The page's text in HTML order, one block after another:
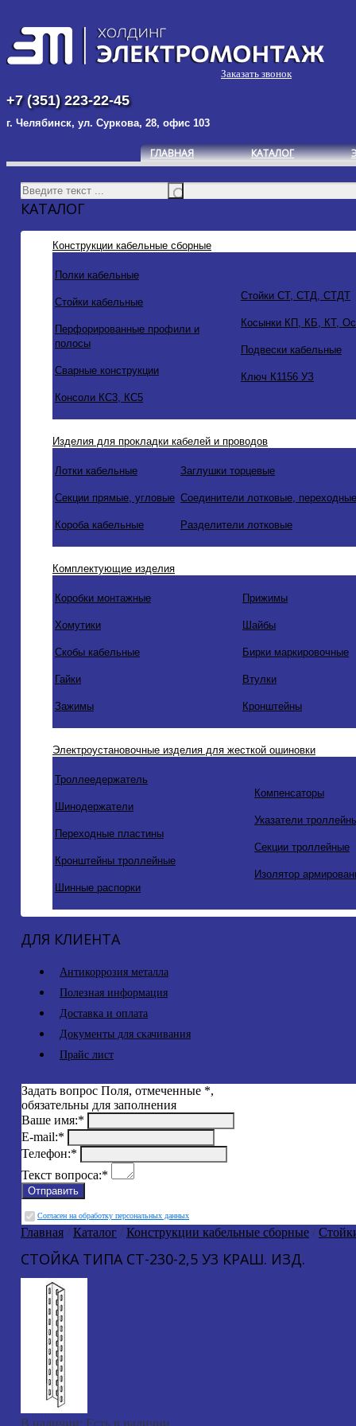
+7 (351) 223-22-45
г. Челябинск, ул. Суркова, 28, офис 103
Заказать звонок
ГЛАВНАЯ КАТАЛОГ
КАТАЛОГ
Конструкции кабельные сборные
Полки кабельные
Стойки кабельные
Перфорированные профили и
полосы
Сварные конструкции
Консоли КС3, КС5
Стойки СТ, СТД, СТДТ
Косынки КП, КБ, КТ,
Подвески кабельные
Ключ К1156 УЗ
Изделия для прокладки кабелей и проводов
Лотки кабельные
Секции прямые, угловые
Короба кабельные
Заглушки торцевые
Соединители лотковые,
Разделители лотковые
Комплектующие изделия
Коробки монтажные
Хомутики
Скобы кабельные
Гайки
Зажимы
Прижимы
Шайбы
Бирки маркировочные
Втулки
Кронштейны
Электроустановочные изделия для жесткой ошиновки
Троллеедержатель
Шинодержатели
Переходные пластины
Кронштейны троллейные
Шинные распорки
Компенсаторы
Указатели
Секции троллейные
Изолятор
ДЛЯ КЛИЕНТА
Антикоррозия металла
Полезная информация
Доставка и оплата
Документы для скачивания
Прайс лист
Задать вопрос Поля, отмеченные *,
обязательны для заполнения
Ваше имя:*
E-mail:*
Телефон:*
Текст вопроса:*
Cогласен на обработку персональных данных
Главная /Каталог /Конструкции кабельные сборные /
СТОЙКА ТИПА СТ-230-2,5 У3 КРАШ. ИЗД.
В наличии: Есть в наличии